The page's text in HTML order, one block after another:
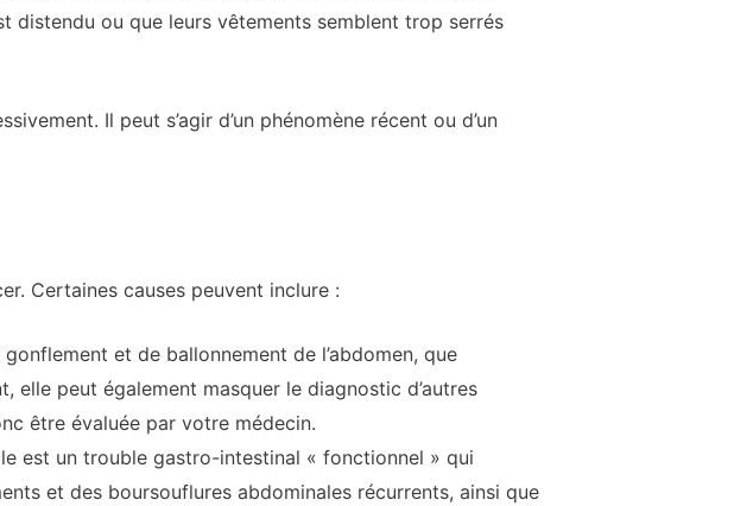
distendu ou que leurs vêtements semblent trop serrés
Il peut s’agir d’un phénomène récent ou d’un
Certaines causes peuvent inclure :
et de ballonnement de l’abdomen, que
elle peut également masquer le diagnostic d’autres
être évaluée par votre médecin.
est un trouble gastro-intestinal « fonctionnel » qui
et des boursouflures abdominales récurrents, ainsi que